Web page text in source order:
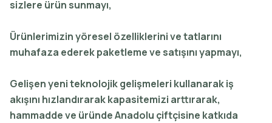
sizlere ürün sunmayı,
Ürünlerimizin yöresel özelliklerini ve tatlarını
muhafaza ederek paketleme ve satışını yapmayı,
Gelişen yeni teknolojik gelişmeleri kullanarak iş
akışını hızlandırarak kapasitemizi arttırarak,
hammadde ve üründe Anadolu çiftçisine katkıda